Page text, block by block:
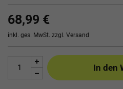
68,99 €
inkl. ges. MwSt. zzgl. Versand
In den